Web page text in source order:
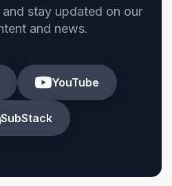
stay updated on our
and news.
YouTube
SubStack